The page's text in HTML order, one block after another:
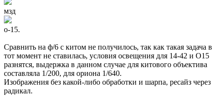
мзд
о-15.
Сравнить на ф/6 с китом не получилось, так как такая задача в
тот момент не ставилась, условия освещения для 14-42 и О15
разнятся, выдержка в данном случае для китового объектива
составляла 1/200, для ориона 1/640.
Изображения без какой-либо обработки и шарпа, ресайз через
радикал.